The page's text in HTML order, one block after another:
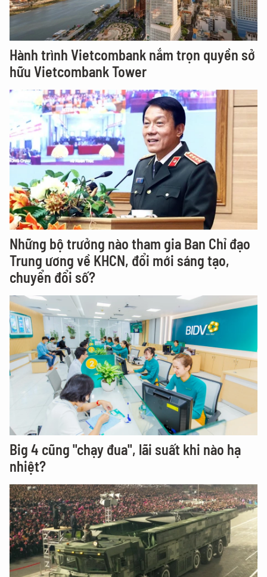
Hành trình Vietcombank nắm trọn quyền sở
hữu Vietcombank Tower
Những bộ trưởng nào tham gia Ban Chỉ đạo
Trung ương về KHCN, đổi mới sáng tạo,
chuyển đổi số?
Big 4 cũng "chạy đua", lãi suất khi nào hạ
nhiệt?